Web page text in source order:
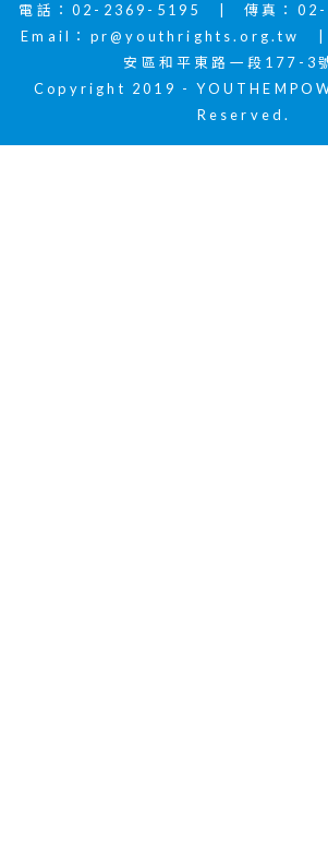
電話：02-2369-5195 | 傳真：
Email： pr@youthrights.org.tw
|
安區和平東路一段177-3
Copyright 2019 -
Reserved.